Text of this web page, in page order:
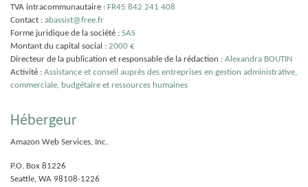
TVA intracommunautaire : FR45 842 241 408
Contact : abassist@free.fr
Forme juridique de la société : SAS
Montant du capital social : 2000 €
Directeur de la publication et responsable de la rédaction : Alexandra BOUTIN
Activité : Assistance et conseil auprès des entreprises en gestion administrative,
commerciale, budgétaire et ressources humaines
Hébergeur
Amazon Web Services, Inc.
P.O. Box 81226
Seattle, WA 98108-1226